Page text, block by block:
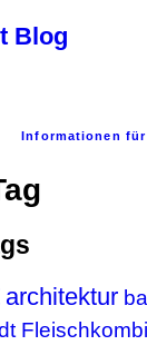
Blog
Informationen für
architektur